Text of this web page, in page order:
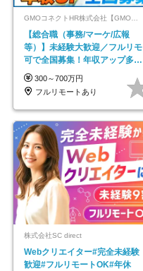
GMOコネクトHR株式会社【GMOインターネットグループ】
【総合職（事務/マーケ/広報
等）】未経験大歓迎／フルリモ
可で全国募集！年収アップ多数
★年休最大130日★
300～700万円
フルリモートあり
株式会社SC direct
Webクリエイター#完全未経験
歓迎#フルリモートOK#年休